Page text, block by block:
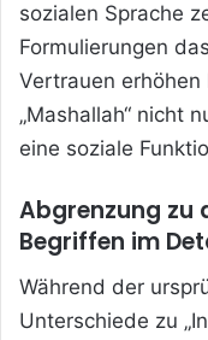
sozialen Sprache
Formulierungen
Vertrauen
„Mashallah“ nicht
eine soziale
Abgrenzung zu
Begriffen im
Während der
Unterschiede zu